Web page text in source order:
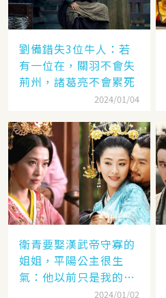
劉備錯失3位牛人：若
有一位在，關羽不會失
荊州，諸葛亮不會累死
2024/01/04
衛青要娶漢武帝守寡的
姐姐，平陽公主很生
氣：他以前只是我的奴
2024/01/02